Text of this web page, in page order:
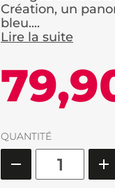
Création, un
bleu....
Lire la suite
QUANTITÉ